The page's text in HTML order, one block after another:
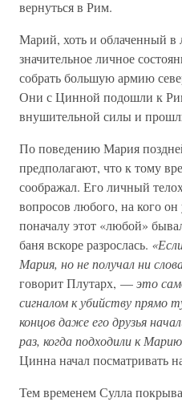
вернуться в Рим.
Марий, хоть и облаченный в
значительное личное
собрать большую армию
Они с Цинной подошли к
внушительной силы и
По поведению Мария
предполагают, что к тому
соображал. Его личный
вопросов любого, на кого он
поначалу этот «любой»
баня вскоре разрослась.
Мария, но не получал ни
говорит Плутарх, —это
сигналом к убийству прямо
концов даже его друзья
раз, когда подходили к
Цинна начал посматривать
Тем временем Сулла